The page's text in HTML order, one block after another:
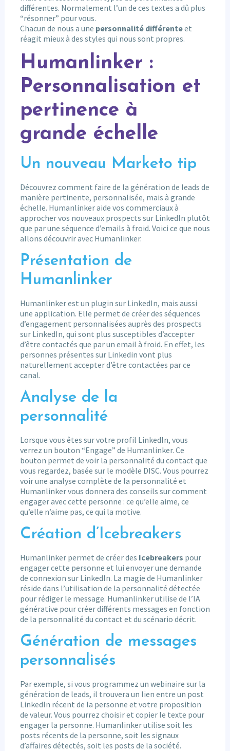
différentes. Normalement l’un de ces textes a dû plus
“résonner” pour vous.
Chacun de nous a une personnalité différenteet
réagit mieux à des styles qui nous sont propres.
Humanlinker :
Personnalisation et
pertinence à
grande échelle
Un nouveau Marketo tip
Découvrez comment faire de la génération de leads de
manière pertinente, personnalisée, mais à grande
échelle. Humanlinker aide vos commerciaux à
approcher vos nouveaux prospects sur LinkedIn plutôt
que par une séquence d’emails à froid. Voici ce que nous
allons découvrir avec Humanlinker.
Présentation de
Humanlinker
Humanlinker est un plugin sur LinkedIn, mais aussi
une application. Elle permet de créer des séquences
d’engagement personnalisées auprès des prospects
sur LinkedIn, qui sont plus susceptibles d’accepter
d’être contactés que par un email à froid. En effet, les
personnes présentes sur Linkedin vont plus
naturellement accepter d’être contactées par ce
canal.
Analyse de la
personnalité
Lorsque vous êtes sur votre profil LinkedIn, vous
verrez un bouton “Engage” de Humanlinker. Ce
bouton permet de voir la personnalité du contact que
vous regardez, basée sur le modèle DISC. Vous pourrez
voir une analyse complète de la personnalité et
Humanlinker vous donnera des conseils sur comment
engager avec cette personne : ce qu’elle aime, ce
qu’elle n’aime pas, ce qui la motive.
Création d’Icebreakers
Humanlinker permet de créer des Icebreakers pour
engager cette personne et lui envoyer une demande
de connexion sur LinkedIn. La magie de Humanlinker
réside dans l’utilisation de la personnalité détectée
pour rédiger le message. Humanlinker utilise de l’IA
générative pour créer différents messages en fonction
de la personnalité du contact et du scénario décrit.
Génération de messages
personnalisés
Par exemple, si vous programmez un webinaire sur la
génération de leads, il trouvera un lien entre un post
LinkedIn récent de la personne et votre proposition
de valeur. Vous pourrez choisir et copier le texte pour
engager la personne. Humanlinker utilise soit les
posts récents de la personne, soit les signaux
d’affaires détectés, soit les posts de la société.